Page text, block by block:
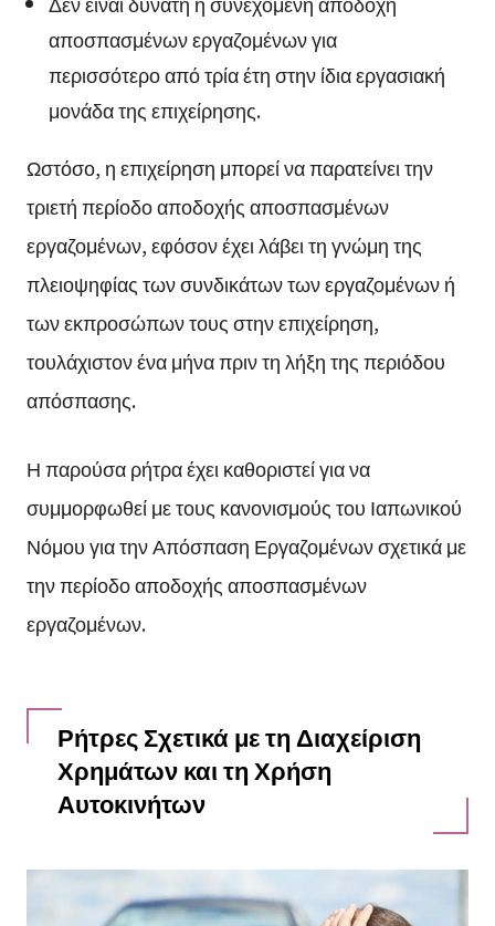
αποσπασμένων εργαζομένων για
περισσότερο από τρία έτη στην ίδια εργασιακή
μονάδα της επιχείρησης.
Ωστόσο, η επιχείρηση μπορεί να παρατείνει την
τριετή περίοδο αποδοχής αποσπασμένων
εργαζομένων, εφόσον έχει λάβει τη γνώμη της
πλειοψηφίας των συνδικάτων των εργαζομένων ή
των εκπροσώπων τους στην επιχείρηση,
τουλάχιστον ένα μήνα πριν τη λήξη της περιόδου
απόσπασης.
Η παρούσα ρήτρα έχει καθοριστεί για να
συμμορφωθεί με τους κανονισμούς του Ιαπωνικού
Νόμου για την Απόσπαση Εργαζομένων σχετικά με
την περίοδο αποδοχής αποσπασμένων
εργαζομένων.
Ρήτρες Σχετικά με τη Διαχείριση
Χρημάτων και τη Χρήση
Αυτοκινήτων